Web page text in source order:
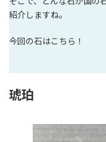
紹介しますね。
今回の石はこちら！
琥珀